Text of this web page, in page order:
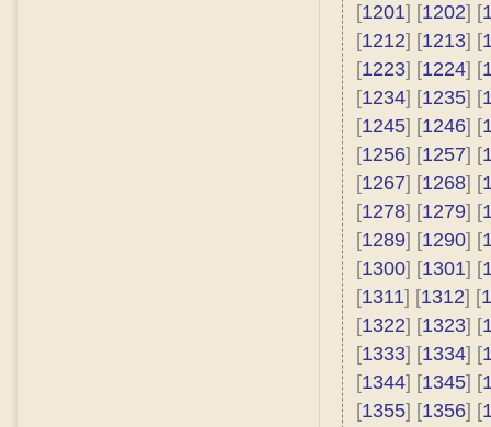
[1201] [1202] [
[1212] [1213] [
[1223] [1224] [
[1234] [1235] [
[1245] [1246] [
[1256] [1257] [
[1267] [1268] [
[1278] [1279] [
[1289] [1290] [
[1300] [1301] [
[1311] [1312] [
[1322] [1323] [
[1333] [1334] [
[1344] [1345] [
[1355] [1356] [